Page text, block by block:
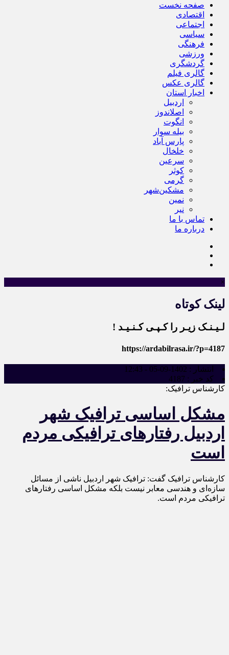
صفحه نخست
اقتصادی
اجتماعی
سیاسی
فرهنگی
ورزشی
گردشگری
گالری فیلم
گالری عکس
اخبار استان
اردبیل
اصلاندوز
انگوت
بیله سوار
پارس آباد
خلخال
سرعین
کوثر
گرمی
مشکین‌شهر
نمین
نیر
تماس با ما
درباره ما
×
لینک کوتاه
لـیـنـک زیـر را کـپـی کـنـیـد !
https://ardabilrasa.ir/?p=4187
انتشار : 1402-09-05 - 12:43
کد خبر : 4187
کارشناس ترافیک:
مشکل اساسی ترافیک شهر
اردبیل رفتارهای ترافیکی مردم
است
کارشناس ترافیک گفت: ترافیک شهر اردبیل ناشی از مسائل
سازه‌ای و هندسی معابر نیست بلکه مشکل اساسی رفتارهای
ترافیکی مردم است.